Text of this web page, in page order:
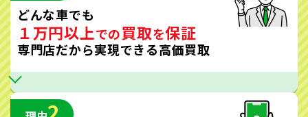
どんな車でも
１万円以上での買取を保証
専門店だから実現できる高価買取